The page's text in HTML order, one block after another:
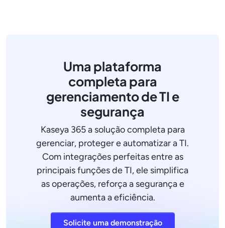
Uma plataforma
completa para
gerenciamento de TI e
segurança
Kaseya 365 a solução completa para
gerenciar, proteger e automatizar a TI.
Com integrações perfeitas entre as
principais funções de TI, ele simplifica
as operações, reforça a segurança e
aumenta a eficiência.
Solicite uma demonstração